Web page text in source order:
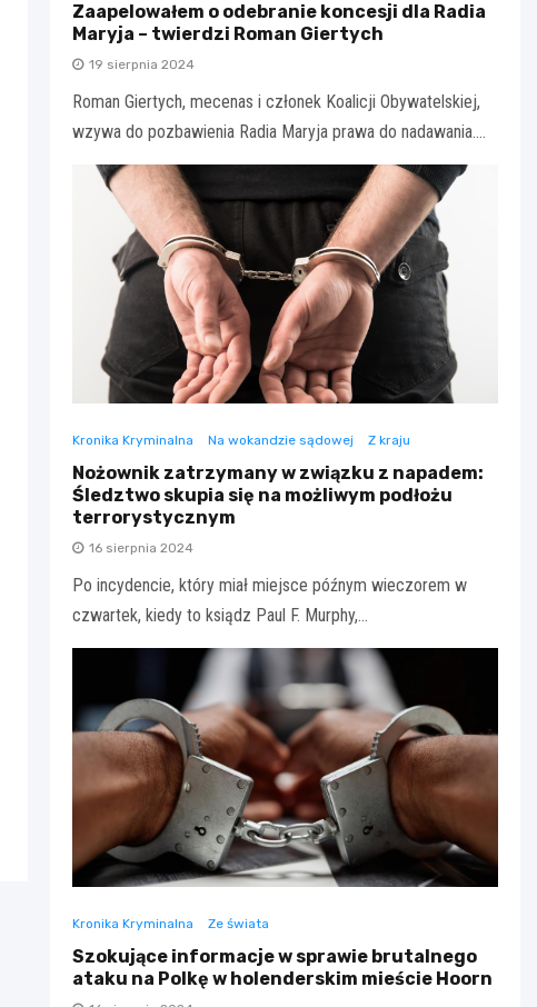
Zaapelowałem o odebranie koncesji dla Radia
Maryja – twierdzi Roman Giertych
19 sierpnia 2024
Roman Giertych, mecenas i członek Koalicji Obywatelskiej,
wzywa do pozbawienia Radia Maryja prawa do nadawania.…
Kronika Kryminalna Na wokandzie sądowej Z kraju
Nożownik zatrzymany w związku z napadem:
Śledztwo skupia się na możliwym podłożu
terrorystycznym
16 sierpnia 2024
Po incydencie, który miał miejsce późnym wieczorem w
czwartek, kiedy to ksiądz Paul F. Murphy,…
Kronika Kryminalna Ze świata
Szokujące informacje w sprawie brutalnego
ataku na Polkę w holenderskim mieście Hoorn